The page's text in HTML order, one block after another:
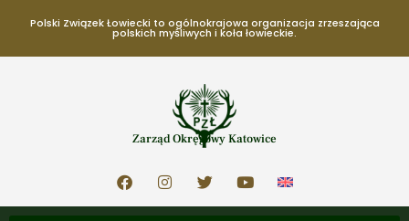
Polski Związek Łowiecki to ogólnokrajowa organizacja zrzeszająca
polskich myśliwych i koła łowieckie.
Zarząd Okręgowy Katowice